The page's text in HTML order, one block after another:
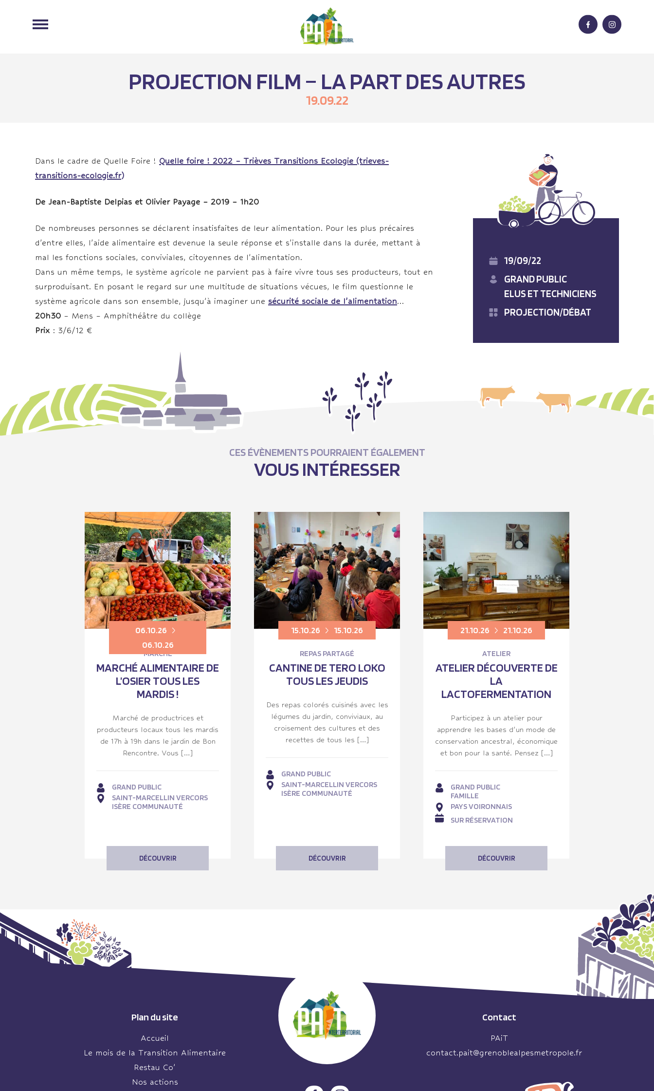
PROJECTION FILM – LA PART DES AUTRES
19.09.22
Dans le cadre de Quelle Foire ! Quelle foire ! 2022 – Trièves Transitions Ecologie (trieves-
transitions-ecologie.fr)
De Jean-Baptiste Delpias et Olivier Payage – 2019 – 1h20
De nombreuses personnes se déclarent insatisfaites de leur alimentation. Pour les plus précaires
d’entre elles, l’aide alimentaire est devenue la seule réponse et s’installe dans la durée, mettant à
mal les fonctions sociales, conviviales, citoyennes de l’alimentation.
Dans un même temps, le système agricole ne parvient pas à faire vivre tous ses producteurs, tout en
surproduisant. En posant le regard sur une multitude de situations vécues, le film questionne le
système agricole dans son ensemble, jusqu’à imaginer une sécurité sociale de l’alimentation…
20h30 – Mens – Amphithéâtre du collège
Prix : 3/6/12 €
19/09/22
GRAND PUBLIC
ELUS ET TECHNICIENS
PROJECTION/DÉBAT
CES ÉVÈNEMENTS POURRAIENT ÉGALEMENT
VOUS INTÉRESSER
06.10.26
06.10.26
MARCHÉ
MARCHÉ ALIMENTAIRE DE
L’OSIER TOUS LES
MARDIS !
Marché de productrices et
producteurs locaux tous les mardis
de 17h à 19h dans le jardin de Bon
Rencontre. Vous […]
GRAND PUBLIC
SAINT-MARCELLIN VERCORS
ISÈRE COMMUNAUTÉ
DÉCOUVRIR
15.10.26 15.10.26
REPAS PARTAGÉ
CANTINE DE TERO LOKO
TOUS LES JEUDIS
Des repas colorés cuisinés avec les
légumes du jardin, conviviaux, au
croisement des cultures et des
recettes de tous les […]
GRAND PUBLIC
SAINT-MARCELLIN VERCORS
ISÈRE COMMUNAUTÉ
DÉCOUVRIR
21.10.26 21.10.26
ATELIER
ATELIER DÉCOUVERTE DE
LA
LACTOFERMENTATION
Participez à un atelier pour
apprendre les bases d’un mode de
conservation ancestral, économique
et bon pour la santé. Pensez […]
GRAND PUBLIC
FAMILLE
PAYS VOIRONNAIS
SUR RÉSERVATION
DÉCOUVRIR
Plan du site
Accueil
Le mois de la Transition Alimentaire
Restau Co’
Nos actions
Contact
PAiT
contact.pait@grenoblealpesmetropole.fr